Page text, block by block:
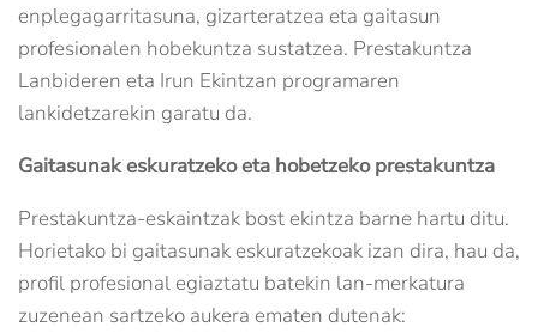
enplegagarritasuna, gizarteratzea eta gaitasun
profesionalen hobekuntza sustatzea. Prestakuntza
Lanbideren eta Irun Ekintzan programaren
lankidetzarekin garatu da.
Gaitasunak eskuratzeko eta hobetzeko prestakuntza
Prestakuntza-eskaintzak bost ekintza barne hartu ditu.
Horietako bi gaitasunak eskuratzekoak izan dira, hau da,
profil profesional egiaztatu batekin lan-merkatura
zuzenean sartzeko aukera ematen dutenak: